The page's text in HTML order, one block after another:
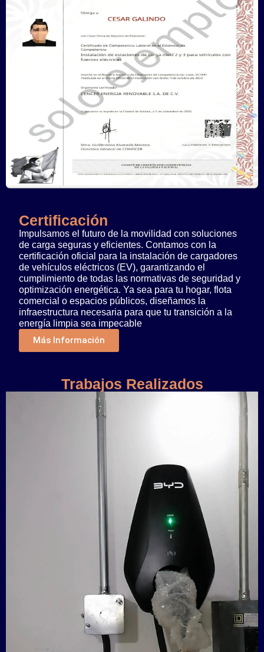
Certificación
Impulsamos el futuro de la movilidad con soluciones
de carga seguras y eficientes. Contamos con la
certificación oficial para la instalación de cargadores
de vehículos eléctricos (EV), garantizando el
cumplimiento de todas las normativas de seguridad y
optimización energética. Ya sea para tu hogar, flota
comercial o espacios públicos, diseñamos la
infraestructura necesaria para que tu transición a la
energía limpia sea impecable
Más Información
Trabajos Realizados